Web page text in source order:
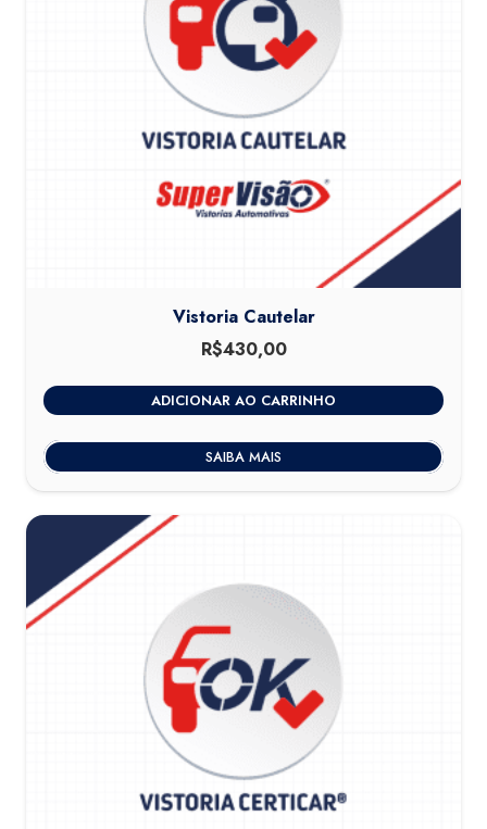
Vistoria Cautelar
R$430,00
ADICIONAR AO CARRINHO
SAIBA MAIS